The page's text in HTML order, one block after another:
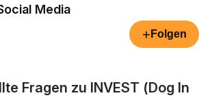
Media
+ Folgen
Fragen zu INVEST (Dog In